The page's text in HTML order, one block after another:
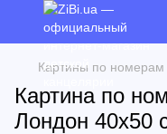
Картины по номерам
Картина по
Лондон 40х50